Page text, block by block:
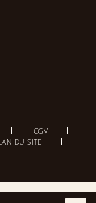
CGV
DU SITE